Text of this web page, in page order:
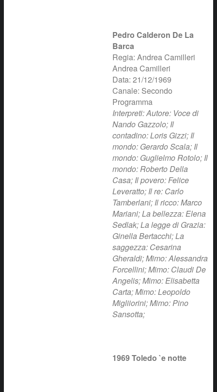
Pedro Calderon De La
Barca
Regia: Andrea Camilleri
Andrea Camilleri
Data: 21/12/1969
Canale: Secondo
Programma
Interpreti: Autore: Voce di
Nando Gazzolo; Il
contadino: Loris Gizzi; Il
mondo: Gerardo Scala; Il
mondo: Guglielmo Rotolo; Il
mondo: Roberto Della
Casa; Il povero: Felice
Leveratto; Il re: Carlo
Tamberlani; Il ricco: Marco
Mariani; La bellezza: Elena
Sedlak; La legge di Grazia:
Ginella Bertacchi; La
saggezza: Cesarina
Gheraldi; Mimo: Alessandra
Forcellini; Mimo: Claudi De
Angelis; Mimo: Elisabetta
Carta; Mimo: Leopoldo
Migliiorini; Mimo: Pino
Sansotta;
1969 Toledo `e notte